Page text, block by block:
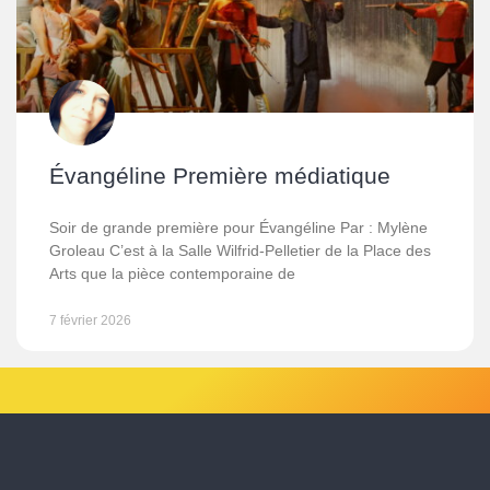
Évangéline Première médiatique
Soir de grande première pour Évangéline Par : Mylène
Groleau C’est à la Salle Wilfrid-Pelletier de la Place des
Arts que la pièce contemporaine de
7 février 2026